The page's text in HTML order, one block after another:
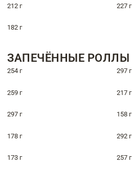
212 г 227 г
182 г
ЗАПЕЧЁННЫЕ РОЛЛЫ
254 г 297 г
259 г 217 г
297 г 158 г
178 г 292 г
173 г 257 г